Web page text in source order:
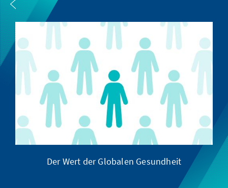
Der Wert der Globalen Gesundheit